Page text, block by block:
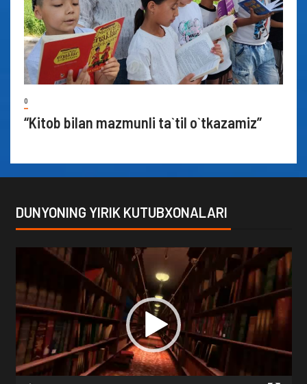
0
“Kitob bilan mazmunli ta`til o`tkazamiz”
DUNYONING YIRIK KUTUBXONALARI